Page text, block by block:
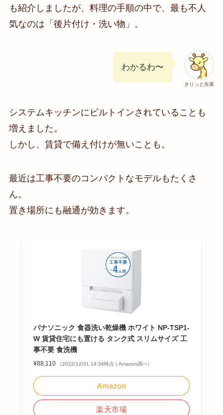
も紹介しましたが、料理の手順の中で、最も不人
気なのは「後片付け・洗い物」。
きりっと先輩
わかるわ〜
システムキッチンにビルトインされていることも
増えました。
しかし、賃貸で備え付けが無いことも。
最近は工事不要のコンパクトなモデルもたくさ
ん。
置き場所にも融通が効きます。
パナソニック 食器洗い乾燥機 ホワイト NP-TSP1-
W 賃貸住宅にも置ける タンク式 スリムサイズ 工
事不要 食洗機
¥88,110 （2022/12/31 14:34時点 | Amazon調べ）
Amazon
楽天市場